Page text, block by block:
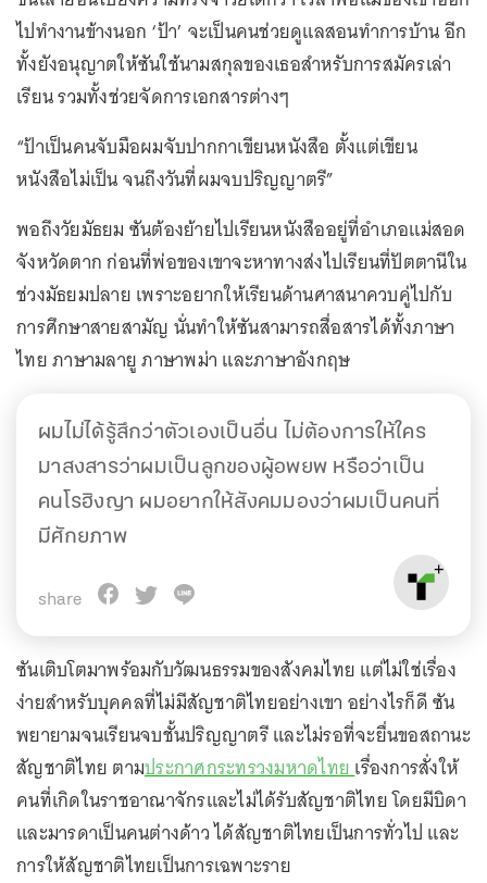
ไปทำงานข้างนอก ‘ป้า’ จะเป็นคนช่วยดูแลสอนทำการบ้าน อีก
ทั้งยังอนุญาตให้ซันใช้นามสกุลของเธอสำหรับการสมัครเล่า
เรียน รวมทั้งช่วยจัดการเอกสารต่างๆ
“ป้าเป็นคนจับมือผมจับปากกาเขียนหนังสือ ตั้งแต่เขียน
หนังสือไม่เป็น จนถึงวันที่ผมจบปริญญาตรี”
พอถึงวัยมัธยม ซันต้องย้ายไปเรียนหนังสืออยู่ที่อำเภอแม่สอด
จังหวัดตาก ก่อนที่พ่อของเขาจะหาทางส่งไปเรียนที่ปัตตานีใน
ช่วงมัธยมปลาย เพราะอยากให้เรียนด้านศาสนาควบคู่ไปกับ
การศึกษาสายสามัญ นั่นทำให้ซันสามารถสื่อสารได้ทั้งภาษา
ไทย ภาษามลายู ภาษาพม่า และภาษาอังกฤษ
ผมไม่ได้รู้สึกว่าตัวเองเป็นอื่น ไม่ต้องการให้ใคร
มาสงสารว่าผมเป็นลูกของผู้อพยพ หรือว่าเป็น
คนโรฮิงญา ผมอยากให้สังคมมองว่าผมเป็นคนที่
มีศักยภาพ
share
ซันเติบโตมาพร้อมกับวัฒนธรรมของสังคมไทย แต่ไม่ใช่เรื่อง
ง่ายสำหรับบุคคลที่ไม่มีสัญชาติไทยอย่างเขา อย่างไรก็ดี ซัน
พยายามจนเรียนจบชั้นปริญญาตรี และไม่รอที่จะยื่นขอสถานะ
สัญชาติไทย ตามประกาศกระทรวงมหาดไทยเรื่องการสั่งให้
คนที่เกิดในราชอาณาจักรและไม่ได้รับสัญชาติไทย โดยมีบิดา
และมารดาเป็นคนต่างด้าว ได้สัญชาติไทยเป็นการทั่วไป และ
การให้สัญชาติไทยเป็นการเฉพาะราย